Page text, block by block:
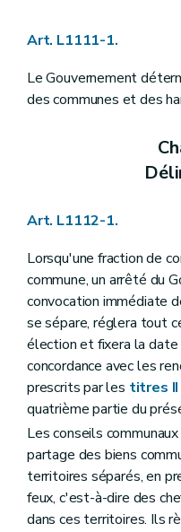
Art.
Art.
Art.
Art.
Art.
Art.
Chapitre III
Section
Art.
Art.
Section 2
Art.
Art.
Art.
Art.
Art.
Art.
Art.
Art.
Art.
Art.
Art.
Art. L1111-1.
Le Gouvernement
des communes et des
Art. L1112-1.
Lorsqu'une fraction de
commune, un arrêté du
convocation immédiate
se sépare, réglera tout
élection et fixera la
concordance avec les
prescrits par les titres II
quatrième partie du
Les conseils
partage des biens
territoires séparés, en
feux, c'est-à-dire des
dans ces territoires. Ils